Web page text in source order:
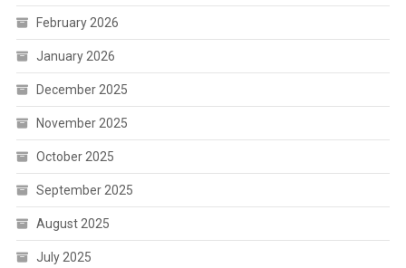
February 2026
January 2026
December 2025
November 2025
October 2025
September 2025
August 2025
July 2025